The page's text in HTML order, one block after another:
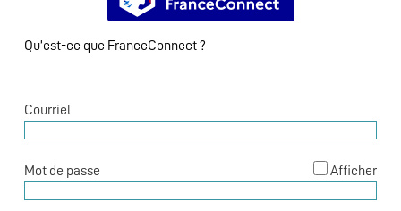
Emploi / Stage
Urbanisme
Médiathèque
Qu’est-ce que FranceConnect ?
Courriel
Mot de passe Afficher